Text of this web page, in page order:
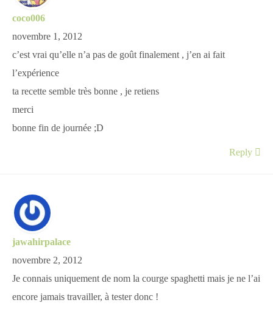
coco006
novembre 1, 2012
c’est vrai qu’elle n’a pas de goût finalement , j’en ai fait
l’expérience
ta recette semble très bonne , je retiens
merci
bonne fin de journée ;D
Reply
jawahirpalace
novembre 2, 2012
Je connais uniquement de nom la courge spaghetti mais je ne l’ai
encore jamais travailler, à tester donc !